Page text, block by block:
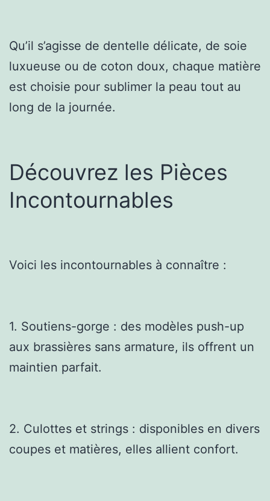
Qu’il s’agisse de dentelle délicate, de soie
luxueuse ou de coton doux, chaque matière
est choisie pour sublimer la peau tout au
long de la journée.
Découvrez les Pièces
Incontournables
Voici les incontournables à connaître :
1. Soutiens-gorge : des modèles push-up
aux brassières sans armature, ils offrent un
maintien parfait.
2. Culottes et strings : disponibles en divers
coupes et matières, elles allient confort.